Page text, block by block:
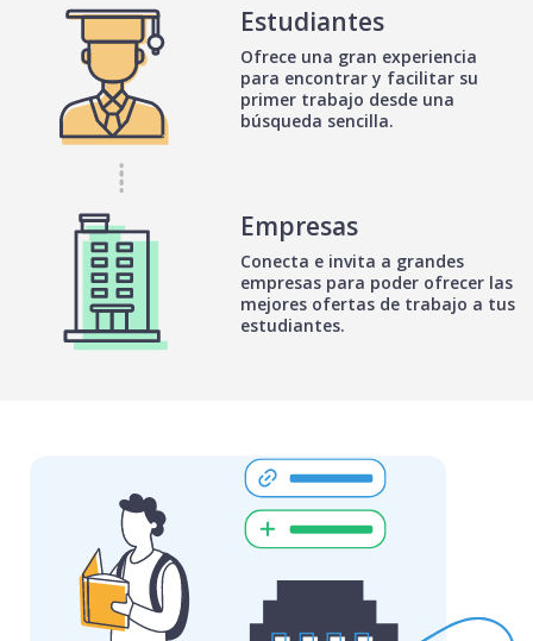
Estudiantes
Ofrece una gran experiencia
para encontrar y facilitar su
primer trabajo desde una
búsqueda sencilla.
Empresas
Conecta e invita a grandes
empresas para poder ofrecer las
mejores ofertas de trabajo a tus
estudiantes.